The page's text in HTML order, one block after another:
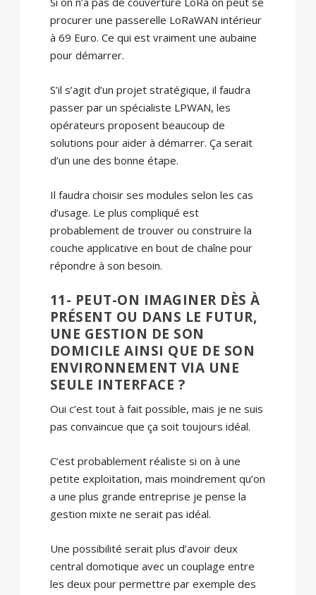
procurer une passerelle LoRaWAN intérieur
à 69 Euro. Ce qui est vraiment une aubaine
pour démarrer.
S’il s’agit d’un projet stratégique, il faudra
passer par un spécialiste LPWAN, les
opérateurs proposent beaucoup de
solutions pour aider à démarrer. Ça serait
d’un une des bonne étape.
Il faudra choisir ses modules selon les cas
d’usage. Le plus compliqué est
probablement de trouver ou construire la
couche applicative en bout de chaîne pour
répondre à son besoin.
11- PEUT-ON IMAGINER DÈS À
PRÉSENT OU DANS LE FUTUR,
UNE GESTION DE SON
DOMICILE AINSI QUE DE SON
ENVIRONNEMENT VIA UNE
SEULE INTERFACE ?
Oui c’est tout à fait possible, mais je ne suis
pas convaincue que ça soit toujours idéal.
C’est probablement réaliste si on à une
petite exploitation, mais moindrement qu’on
a une plus grande entreprise je pense la
gestion mixte ne serait pas idéal.
Une possibilité serait plus d’avoir deux
central domotique avec un couplage entre
les deux pour permettre par exemple des